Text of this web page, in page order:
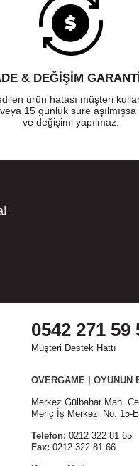
& DEĞİŞİM
ürün hatası müşteri
15 günlük süre
ve değişimi yapılmaz.
0542 271 59
Müşteri Destek Hattı
OVERGAME | OYUNUN
Merkez Gülbahar Mah.
Meriç İş Merkezi No: 15-
Telefon: 0212 322 81 65
Fax: 0212 322 81 66